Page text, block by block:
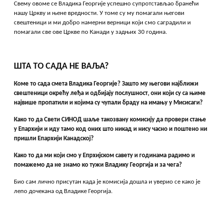
Свему овоме се Владика Георгије успешно супротстављао бранећи
нашу Цркву и њене вредности. У томе су му помагали његови
свештеници и ми добро намерни верници који смо саградили и
помагали све ове Цркве по Канади у задњих 30 година.
ШТА ТО САДА НЕ ВАЉА?
Коме то сада смета Владика Георгије? Зашто му његови најближи
свештеници окрећу леђа и одбијају послушност, они који су са њиме
највише пропатили и којима су чупали браду на имању у Мисисаги?
Како то да Свети СИНОД шаље такозвану комисију да провери стање
у Епархији и иду тамо код оних што никад и нису часно и поштено ни
пришли Епархији Канадској?
Како то да ми који смо у Епрхијском савету и годинама радимо и
помажемо да не знамо ко тужи Владику Георгија и за чега?
Био сам лично присутан када је комисија дошла и уверио се како је
лепо дочекана од Владике Георгија.